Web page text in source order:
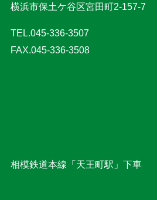
横浜市保土ケ谷区宮田町2-157-7
TEL.045-336-3507
FAX.045-336-3508
相模鉄道本線「天王町駅」下車